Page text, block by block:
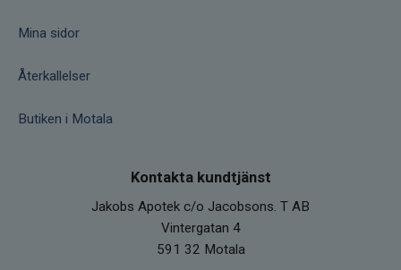
Mina sidor
Återkallelser
Butiken i Motala
Kontakta kundtjänst
Jakobs Apotek c/o Jacobsons. T AB
Vintergatan 4
591 32 Motala